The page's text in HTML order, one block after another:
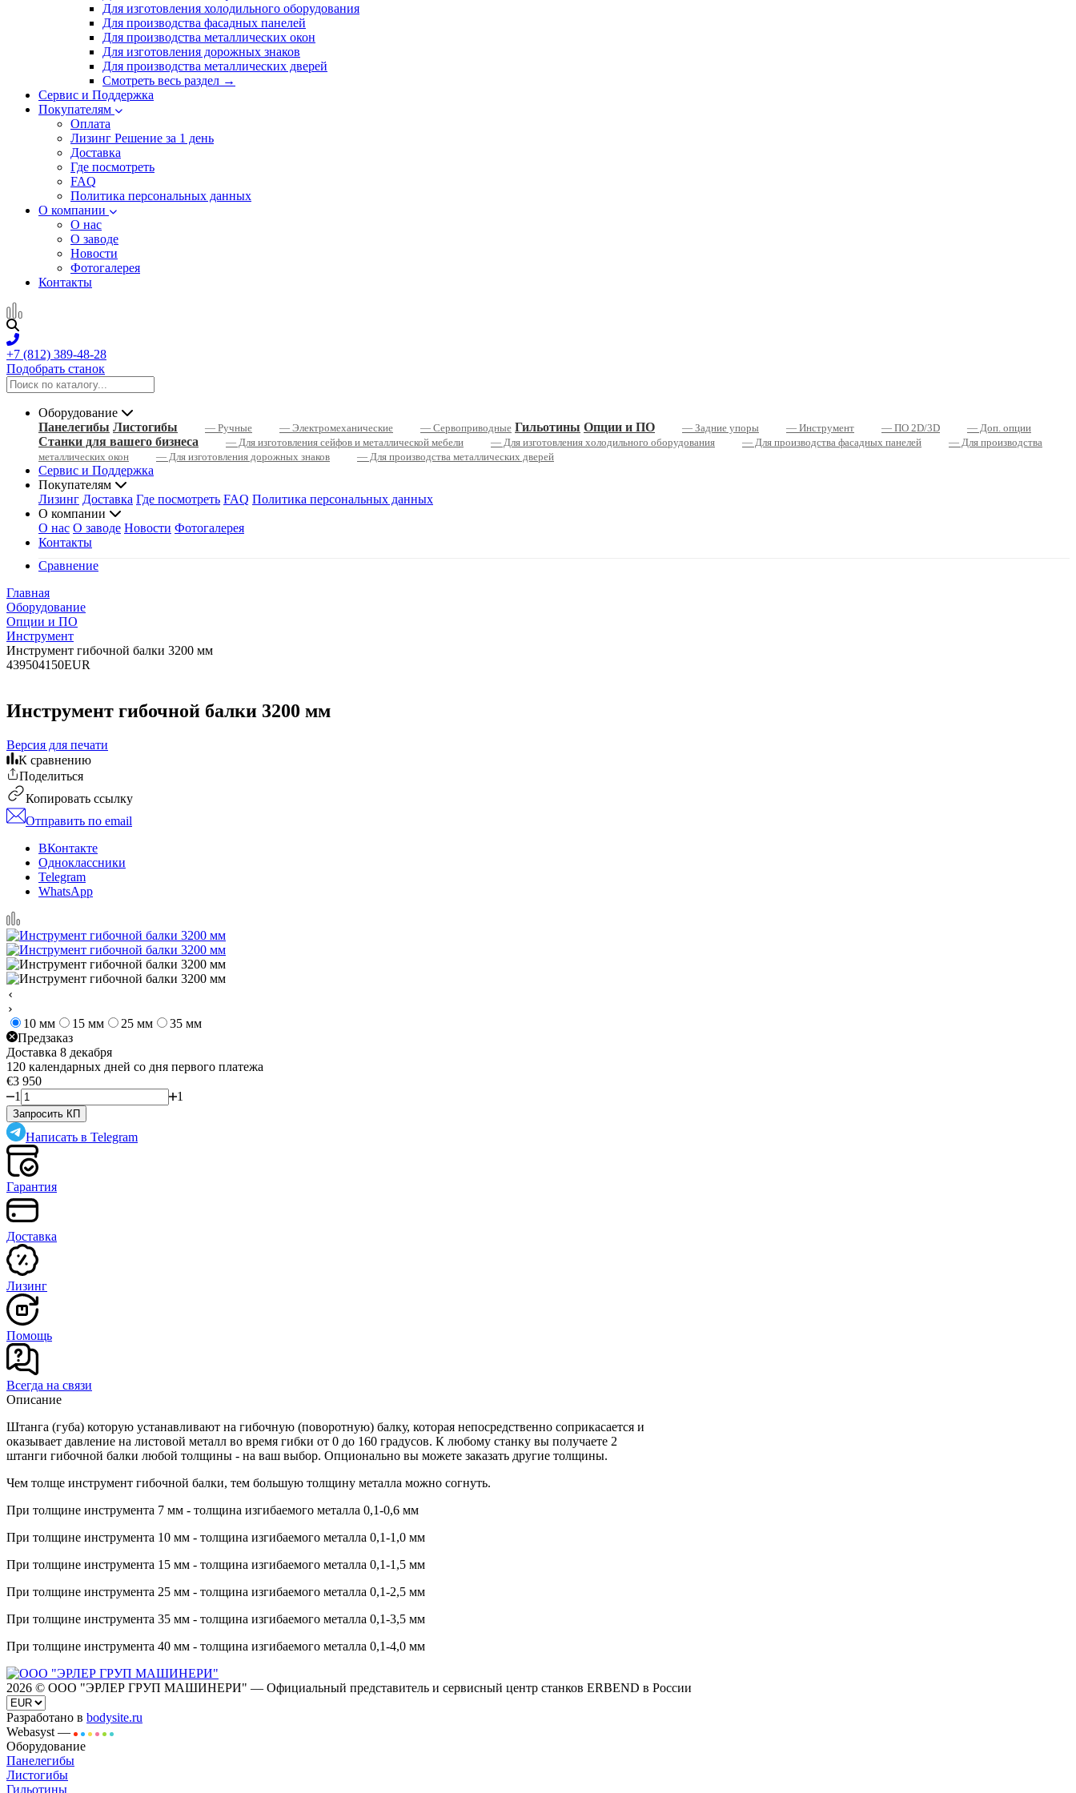
Для изготовления холодильного оборудования
Для производства фасадных панелей
Для производства металлических окон
Для изготовления дорожных знаков
Для производства металлических дверей
Смотреть весь раздел →
Сервис и Поддержка
Покупателям
Оплата
Лизинг Решение за 1 день
Доставка
Где посмотреть
FAQ
Политика персональных данных
О компании
О нас
О заводе
Новости
Фотогалерея
Контакты
+7 (812) 389-48-28
Подобрать станок
Оборудование
Панелегибы Листогибы — Ручные — Электромеханические — Сервоприводные Гильотины Опции и ПО — Задние упоры — Инструмент — ПО 2D/3D — Доп. опции
Станки для вашего бизнеса — Для изготовления сейфов и металлической мебели — Для изготовления холодильного оборудования — Для производства фасадных панелей
— Для производства
металлических окон
— Для изготовления дорожных знаков — Для производства металлических дверей
Сервис и Поддержка
Покупателям
Лизинг Доставка Где посмотреть FAQ Политика персональных данных
О компании
О нас О заводе Новости Фотогалерея
Контакты
Сравнение
Главная
Оборудование
Опции и ПО
Инструмент
Инструмент гибочной балки 3200 мм
439504150EUR
Инструмент гибочной балки 3200 мм
Версия для печати
К сравнению
Поделиться
Копировать ссылку
Отправить по email
ВКонтакте
Одноклассники
Telegram
WhatsApp
10 мм 15 мм 25 мм
35 мм
Предзаказ
Доставка 8 декабря
120 календарных дней со дня первого платежа
€3 950
1
1
Запросить КП
Написать в Telegram
Гарантия
Доставка
Лизинг
Помощь
Всегда на связи
Описание
Штанга (губа) которую устанавливают на гибочную (поворотную) балку, которая непосредственно соприкасается и
оказывает давление на листовой металл во время гибки от 0 до 160 градусов. К любому станку вы получаете 2
штанги гибочной балки любой толщины - на ваш выбор. Опционально вы можете заказать другие толщины.
Чем толще инструмент гибочной балки, тем большую толщину металла можно согнуть.
При толщине инструмента 7 мм - толщина изгибаемого металла 0,1-0,6 мм
При толщине инструмента 10 мм - толщина изгибаемого металла 0,1-1,0 мм
При толщине инструмента 15 мм - толщина изгибаемого металла 0,1-1,5 мм
При толщине инструмента 25 мм - толщина изгибаемого металла 0,1-2,5 мм
При толщине инструмента 35 мм - толщина изгибаемого металла 0,1-3,5 мм
При толщине инструмента 40 мм - толщина изгибаемого металла 0,1-4,0 мм
2026 © ООО "ЭРЛЕР ГРУП МАШИНЕРИ" — Официальный представитель и сервисный центр станков ERBEND в России
Разработано в bodysite.ru
Webasyst —
Оборудование
Панелегибы
Листогибы
Гильотины